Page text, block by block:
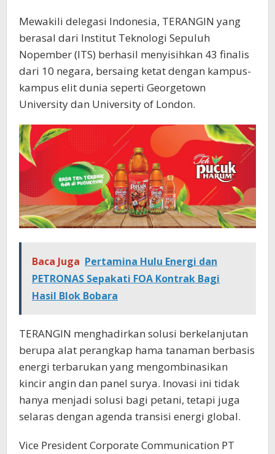
Mewakili delegasi Indonesia, TERANGIN yang
berasal dari Institut Teknologi Sepuluh
Nopember (ITS) berhasil menyisihkan 43 finalis
dari 10 negara, bersaing ketat dengan kampus-
kampus elit dunia seperti Georgetown
University dan University of London.
Baca Juga Pertamina Hulu Energi dan
PETRONAS Sepakati FOA Kontrak Bagi
Hasil Blok Bobara
TERANGIN menghadirkan solusi berkelanjutan
berupa alat perangkap hama tanaman berbasis
energi terbarukan yang mengombinasikan
kincir angin dan panel surya. Inovasi ini tidak
hanya menjadi solusi bagi petani, tetapi juga
selaras dengan agenda transisi energi global.
Vice President Corporate Communication PT